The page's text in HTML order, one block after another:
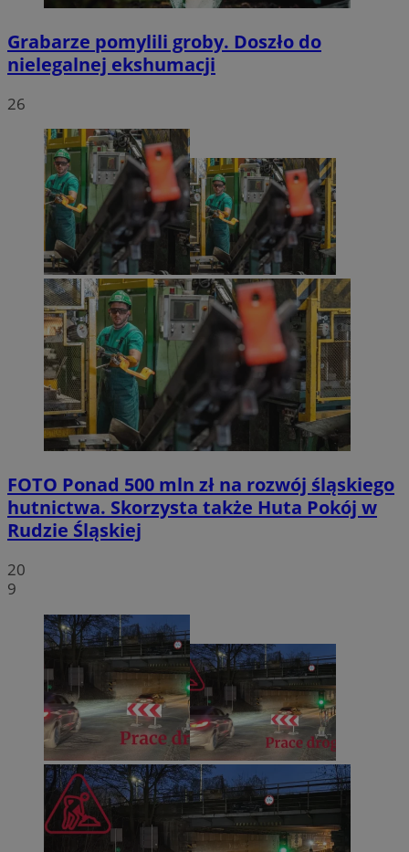
Grabarze pomylili groby. Doszło do
nielegalnej ekshumacji
26
FOTO Ponad 500 mln zł na rozwój śląskiego
hutnictwa. Skorzysta także Huta Pokój w
Rudzie Śląskiej
20
9